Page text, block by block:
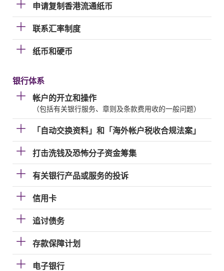
申请复制香港流通纸币
联系汇率制度
纸币和硬币
银行体系
帐户的开立和操作
（包括有关银行服务、章则及条款费用收的一般问题）
「自动交换资料」和「海外帐户税收合规法案」
打击洗钱及恐怖分子资金筹集
有关银行产品或服务的投诉
信用卡
追讨债务
存款保障计划
电子银行